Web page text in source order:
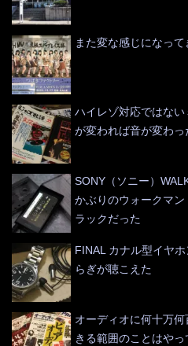
また変な感じになっ
ハイレゾ対応ではな
が変われば音が変わっ
SONY（ソニー）
かぶりのウォークマ
ラックだった
FINAL カナル型イヤ
らぎが聴こえた
オーディオに何十万
きる範囲のことはや